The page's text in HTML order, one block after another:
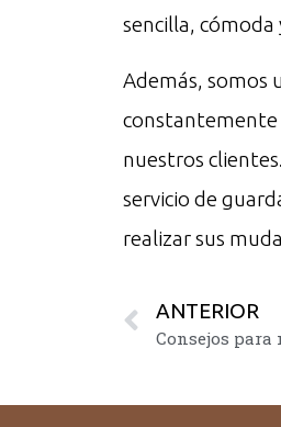
sencilla, cómoda
Además, somos
constantemente
nuestros
servicio de
realizar sus
ANTERIOR
Consejos